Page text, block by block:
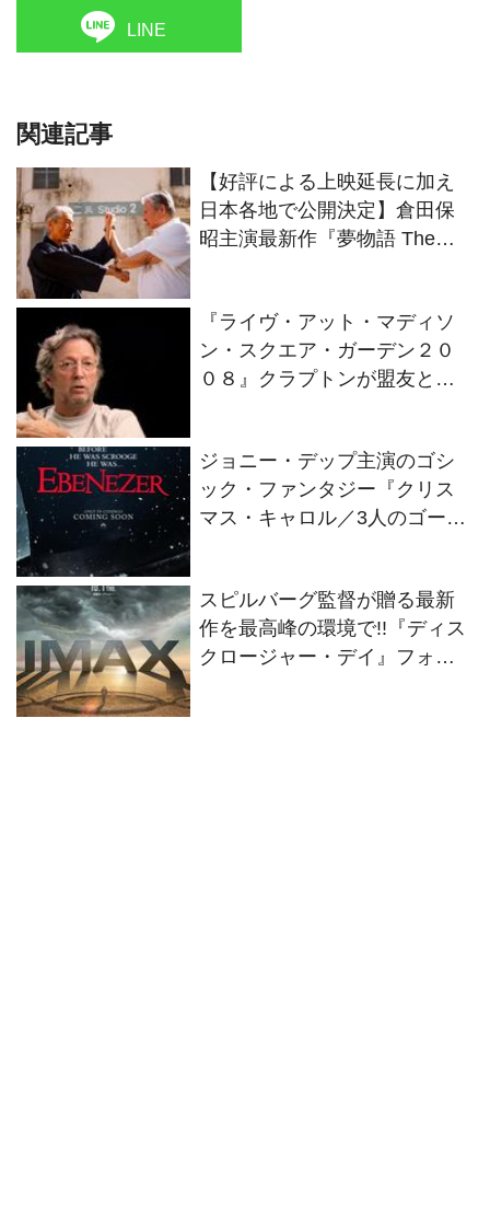
LINE
関連記事
【好評による上映延長に加え
日本各地で公開決定】倉田保
昭主演最新作『夢物語 The
『ライヴ・アット・マディソ
ン・スクエア・ガーデン２０
０８』クラプトンが盟友との
ジョニー・デップ主演のゴシ
ック・ファンタジー『クリス
マス・キャロル／3人のゴース
スピルバーグ監督が贈る最新
作を最高峰の環境で!!『ディス
クロージャー・デイ』フォー